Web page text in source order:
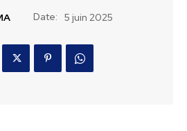
Date: 5 juin 2025